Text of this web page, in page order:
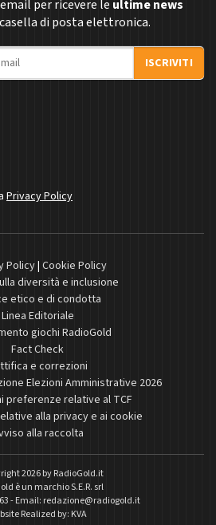
per ricevere le ultime news
di posta elettronica.
ISCRIVITI
Privacy Policy
Policy| Cookie Policy
diversità e inclusione
etico e di condotta
Linea Editoriale
giochi RadioGold
Fact Check
e correzioni
Elezioni Amministrative 2026
preferenze relative al TCF
alla privacy e ai cookie
alla raccolta
2026 byRadioGold.it
è un marchio S.E.R. srl
- Email: redazione@radiogold.it
Realized by: KVA